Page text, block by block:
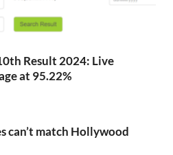
Result 2024: Live
at 95.22%
can’t match Hollywood